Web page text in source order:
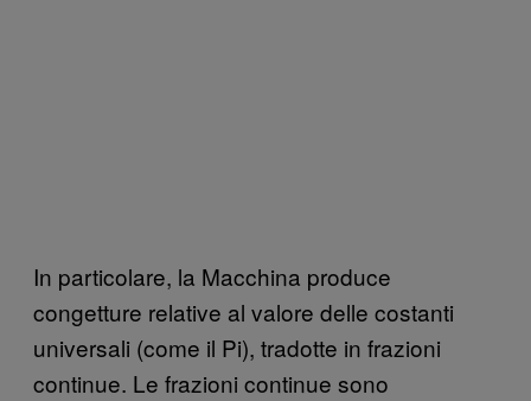
In particolare, la Macchina produce
congetture relative al valore delle costanti
universali (come il Pi), tradotte in frazioni
continue. Le frazioni continue sono